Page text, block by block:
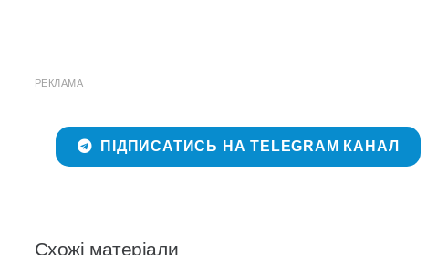
РЕКЛАМА
ПІДПИСАТИСЬ НА TELEGRAM КАНАЛ
Схожі матеріали